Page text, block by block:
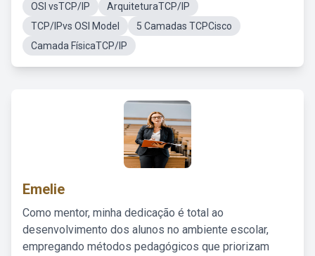
OSI vsTCP/IP
ArquiteturaTCP/IP
TCP/IPvs OSI Model
5 Camadas TCPCisco
Camada FísicaTCP/IP
Emelie
Como mentor, minha dedicação é total ao
desenvolvimento dos alunos no ambiente escolar,
empregando métodos pedagógicos que priorizam